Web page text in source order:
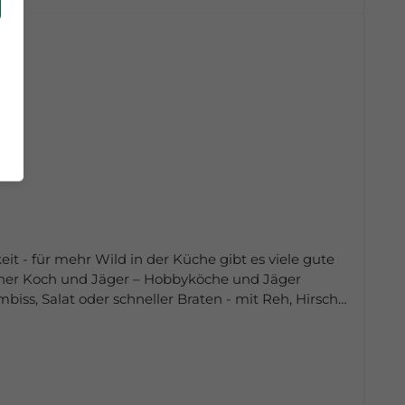
- für mehr Wild in der Küche gibt es viele gute
Koch und Jäger – Hobbyköche und Jäger
Salat oder schneller Braten - mit Reh, Hirsch,
die ihr Wildbret vielseitig zubereiten wollen.